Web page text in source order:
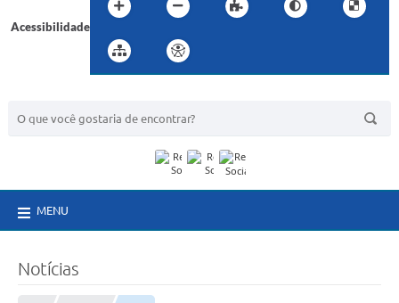
Acessibilidade
MENU
Notícias